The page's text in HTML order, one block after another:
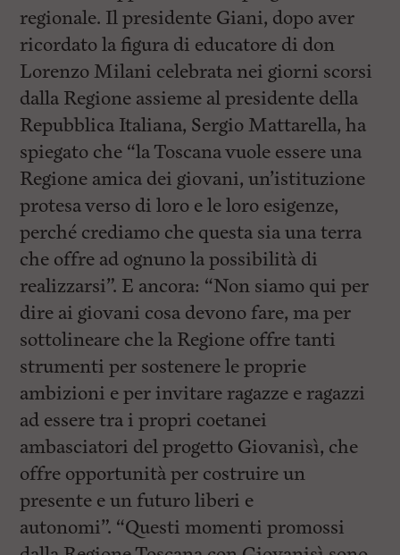
regionale. Il presidente Giani, dopo aver
ricordato la figura di educatore di don
Lorenzo Milani celebrata nei giorni scorsi
dalla Regione assieme al presidente della
Repubblica Italiana, Sergio Mattarella, ha
spiegato che “la Toscana vuole essere una
Regione amica dei giovani, un’istituzione
protesa verso di loro e le loro esigenze,
perché crediamo che questa sia una terra
che offre ad ognuno la possibilità di
realizzarsi”. E ancora: “Non siamo qui per
dire ai giovani cosa devono fare, ma per
sottolineare che la Regione offre tanti
strumenti per sostenere le proprie
ambizioni e per invitare ragazze e ragazzi
ad essere tra i propri coetanei
ambasciatori del progetto Giovanisì, che
offre opportunità per costruire un
presente e un futuro liberi e
autonomi”. “Questi momenti promossi